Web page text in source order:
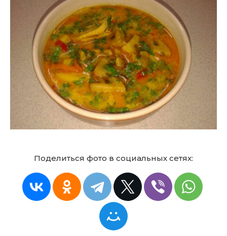
Поделиться фото в социальных сетях: